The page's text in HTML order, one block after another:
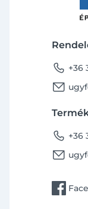
phone +36
email
phone +36
email
facebook